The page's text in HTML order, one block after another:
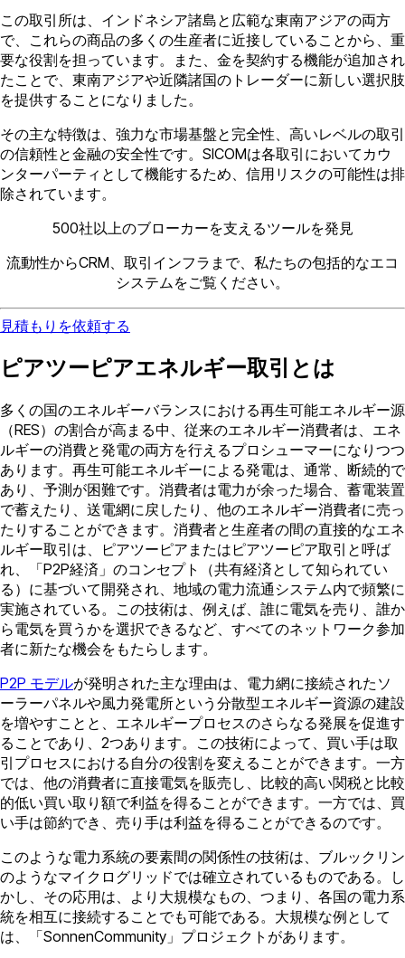
この取引所は、インドネシア諸島と広範な東南アジアの両方
で、これらの商品の多くの生産者に近接していることから、重
要な役割を担っています。また、金を契約する機能が追加され
たことで、東南アジアや近隣諸国のトレーダーに新しい選択肢
を提供することになりました。
その主な特徴は、強力な市場基盤と完全性、高いレベルの取引
の信頼性と金融の安全性です。SICOMは各取引においてカウ
ンターパーティとして機能するため、信用リスクの可能性は排
除されています。
500社以上のブローカーを支えるツールを発見
流動性からCRM、取引インフラまで、私たちの包括的なエコ
システムをご覧ください。
見積もりを依頼する
ピアツーピアエネルギー取引とは
多くの国のエネルギーバランスにおける再生可能エネルギー源
（RES）の割合が高まる中、従来のエネルギー消費者は、エネ
ルギーの消費と発電の両方を行えるプロシューマーになりつつ
あります。再生可能エネルギーによる発電は、通常、断続的で
あり、予測が困難です。消費者は電力が余った場合、蓄電装置
で蓄えたり、送電網に戻したり、他のエネルギー消費者に売っ
たりすることができます。消費者と生産者の間の直接的なエネ
ルギー取引は、ピアツーピアまたはピアツーピア取引と呼ば
れ、「P2P経済」のコンセプト（共有経済として知られてい
る）に基づいて開発され、地域の電力流通システム内で頻繁に
実施されている。この技術は、例えば、誰に電気を売り、誰か
ら電気を買うかを選択できるなど、すべてのネットワーク参加
者に新たな機会をもたらします。
P2P モデルが発明された主な理由は、電力網に接続されたソ
ーラーパネルや風力発電所という分散型エネルギー資源の建設
を増やすことと、エネルギープロセスのさらなる発展を促進す
ることであり、2つあります。この技術によって、買い手は取
引プロセスにおける自分の役割を変えることができます。一方
では、他の消費者に直接電気を販売し、比較的高い関税と比較
的低い買い取り額で利益を得ることができます。一方では、買
い手は節約でき、売り手は利益を得ることができるのです。
このような電力系統の要素間の関係性の技術は、ブルックリン
のようなマイクログリッドでは確立されているものである。し
かし、その応用は、より大規模なもの、つまり、各国の電力系
統を相互に接続することでも可能である。大規模な例として
は、「SonnenCommunity」プロジェクトがあります。